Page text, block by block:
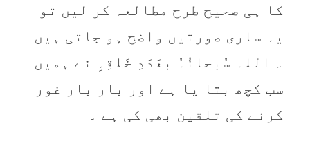
کا ہی صحیح طرح مطالعہ کر لیں تو
یہ ساری صورتیں واضح ہو جاتی ہیں
۔ اللہ سُبحانُہُ بعَدَدِ خَلقِہِ نے ہمیں
سب کچھ بتا یا ہے اور بار بار غور
کرنے کی تلقین بھی کی ہے ۔